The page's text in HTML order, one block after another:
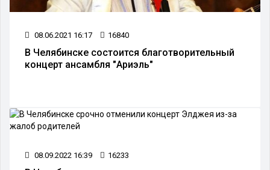
08.06.2021 16:17 16840
В Челябинске состоится благотворительный
концерт ансамбля "Ариэль"
08.09.2022 16:39 16233